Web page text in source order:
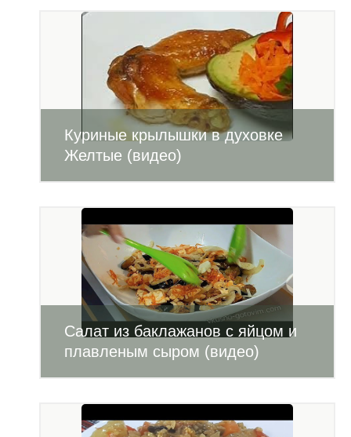
Куриные крылышки в духовке
Желтые (видео)
Салат из баклажанов с яйцом и
плавленым сыром (видео)